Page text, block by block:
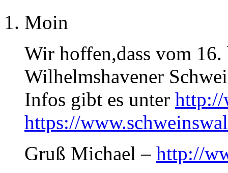
Moin
Wir hoffen,dass vom
Wilhelmshavener
Infos gibt es unter http://
https://
Gruß Michael – http://